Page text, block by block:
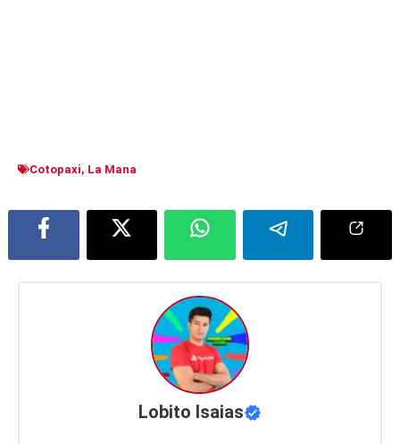
Cotopaxi, La Mana
Lobito Isaias